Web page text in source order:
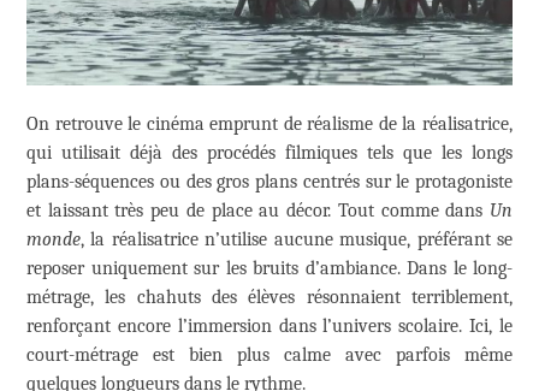
On retrouve le cinéma emprunt de réalisme de la réalisatrice,
qui utilisait déjà des procédés filmiques tels que les longs
plans-séquences ou des gros plans centrés sur le protagoniste
et laissant très peu de place au décor. Tout comme dans Un
monde, la réalisatrice n’utilise aucune musique, préférant se
reposer uniquement sur les bruits d’ambiance. Dans le long-
métrage, les chahuts des élèves résonnaient terriblement,
renforçant encore l’immersion dans l’univers scolaire. Ici, le
court-métrage est bien plus calme avec parfois même
quelques longueurs dans le rythme.